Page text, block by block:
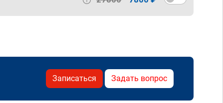
Записаться Задать вопрос